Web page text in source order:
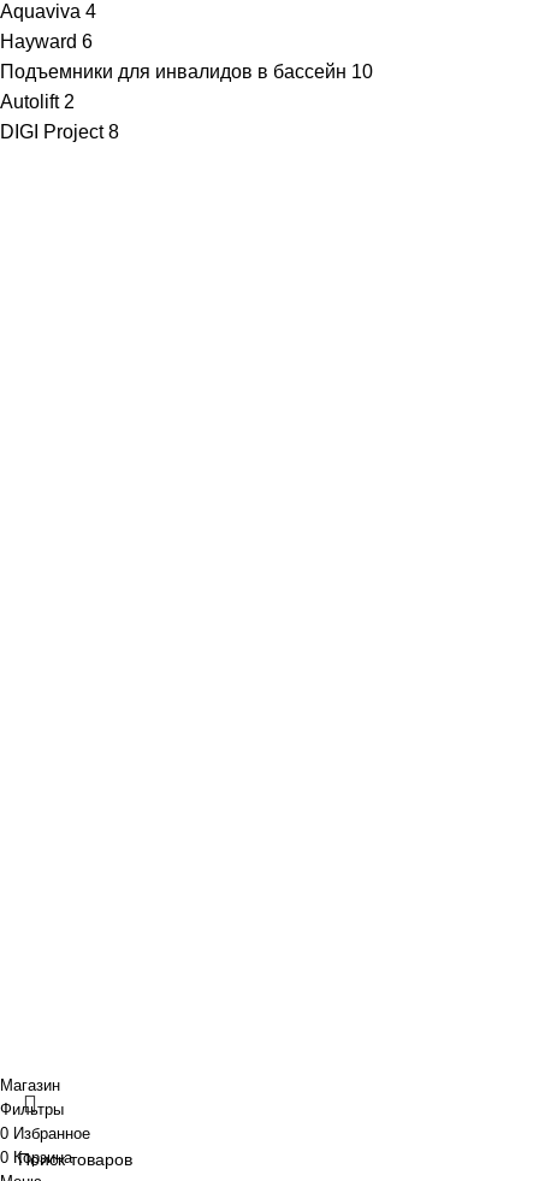
Aquaviva 4
Hayward 6
Подъемники для инвалидов в бассейн 10
Autolift 2
DIGI Project 8
Магазин
Фильтры
0 Избранное
0 Корзина